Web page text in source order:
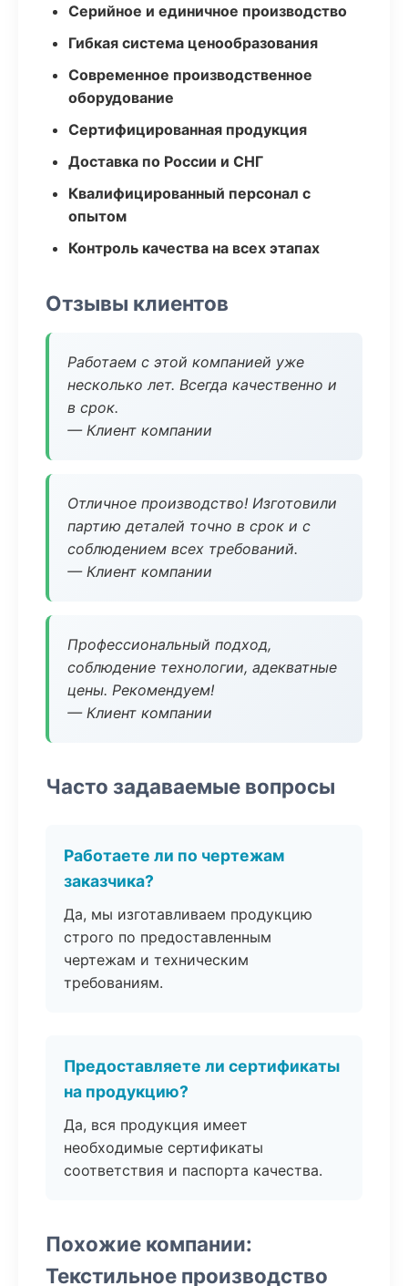
Серийное и единичное производство
Гибкая система ценообразования
Современное производственное
оборудование
Сертифицированная продукция
Доставка по России и СНГ
Квалифицированный персонал с
опытом
Контроль качества на всех этапах
Отзывы клиентов
Работаем с этой компанией уже
несколько лет. Всегда качественно и
в срок.
— Клиент компании
Отличное производство! Изготовили
партию деталей точно в срок и с
соблюдением всех требований.
— Клиент компании
Профессиональный подход,
соблюдение технологии, адекватные
цены. Рекомендуем!
— Клиент компании
Часто задаваемые вопросы
Работаете ли по чертежам
заказчика?
Да, мы изготавливаем продукцию
строго по предоставленным
чертежам и техническим
требованиям.
Предоставляете ли сертификаты
на продукцию?
Да, вся продукция имеет
необходимые сертификаты
соответствия и паспорта качества.
Похожие компании:
Текстильное производство